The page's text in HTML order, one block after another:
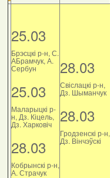
25.03
Брэсцкі р-н, С.
АБрамчук, А.
Сербун
25.03
Маларыцкі р-
н, Дз. Кіцель,
Дз. Харковіч
28.03
Кобрынскі р-н,
А. Страчук
28.03
Свіслацкі р-н,
Дз. Шыманчук
28.03
Гродзенскі р-н,
Дз. Вінчэўскі